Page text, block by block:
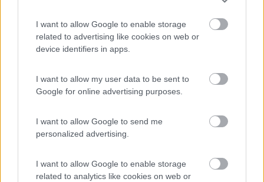
I want to allow Google to enable storage
related to advertising like cookies on web or
device identifiers in apps.
I want to allow my user data to be sent to
Google for online advertising purposes.
I want to allow Google to send me
personalized advertising.
I want to allow Google to enable storage
related to analytics like cookies on web or
passeggiate sulle scogliere. Scarico acque grigie e
wc compreso nel prezzo, no elettricità. Adiacente
all'area a pagamento c'è un'area altrettanto carina
MarcoP